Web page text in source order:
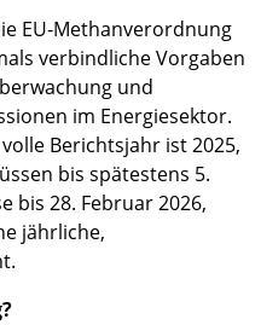
EU‑Methanverordnung
verbindliche Vorgaben
und
im Energiesektor.
Berichtsjahr ist 2025,
bis spätestens 5.
bis 28. Februar 2026,
jährliche,